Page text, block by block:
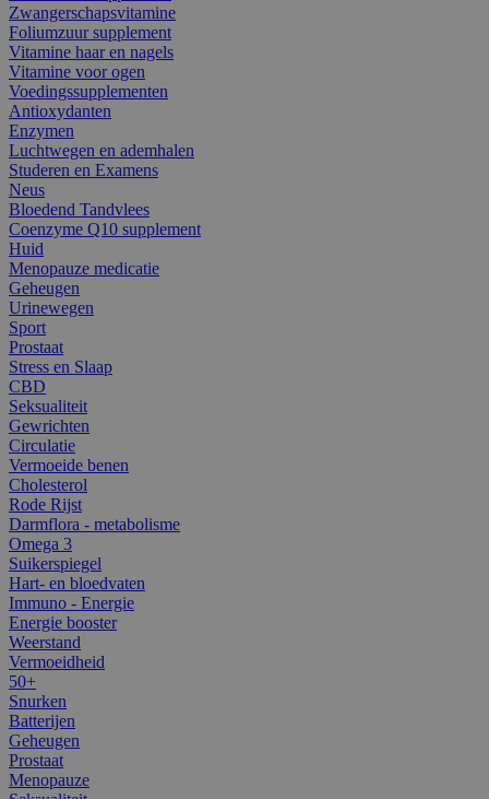
Zwangerschapsvitamine
Foliumzuur supplement
Vitamine haar en nagels
Vitamine voor ogen
Voedingssupplementen
Antioxydanten
Enzymen
Luchtwegen en ademhalen
Studeren en Examens
Neus
Bloedend Tandvlees
Coenzyme Q10 supplement
Huid
Menopauze medicatie
Geheugen
Urinewegen
Sport
Prostaat
Stress en Slaap
CBD
Seksualiteit
Gewrichten
Circulatie
Vermoeide benen
Cholesterol
Rode Rijst
Darmflora - metabolisme
Omega 3
Suikerspiegel
Hart- en bloedvaten
Immuno - Energie
Energie booster
Weerstand
Vermoeidheid
50+
Snurken
Batterijen
Geheugen
Prostaat
Menopauze